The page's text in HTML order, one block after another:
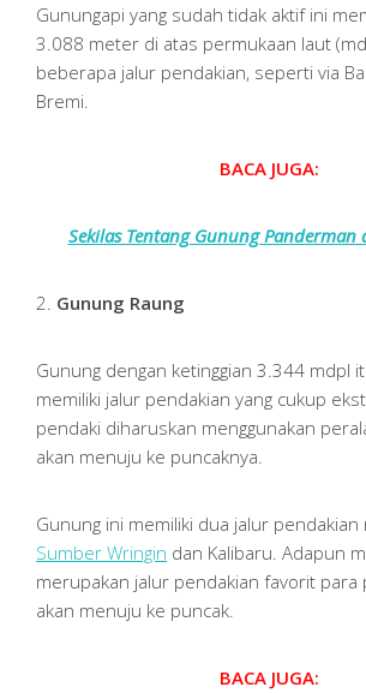
Gunungapi yang sudah tidak aktif ini
3.088 meter di atas permukaan laut
beberapa jalur pendakian, seperti via
Bremi.
BACA JUGA:
Sekilas Tentang Gunung Panderman
2. Gunung Raung
Gunung dengan ketinggian 3.344 mdpl
memiliki jalur pendakian yang cukup
pendaki diharuskan menggunakan
akan menuju ke puncaknya.
Gunung ini memiliki dua jalur pendakian
Sumber Wringin dan Kalibaru. Adapun
merupakan jalur pendakian favorit para
akan menuju ke puncak.
BACA JUGA: